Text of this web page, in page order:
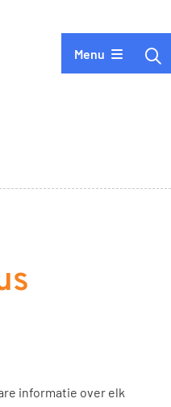
Hoofdmenu
Menu
informatie over elk